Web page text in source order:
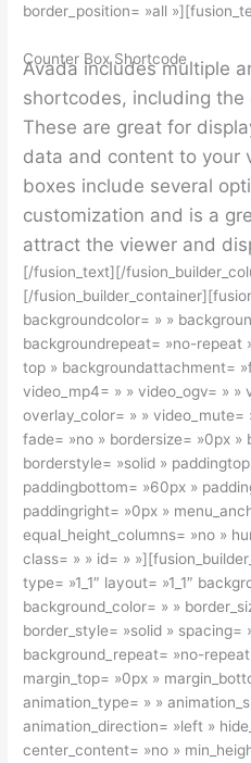
border_position= »all
Counter Box Shortcode
Avada includes multiple
shortcodes, including
These are great for
data and content to your
boxes include several
customization and is a
attract the viewer and
[/fusion_text][/
[/
backgroundcolor= » »
backgroundrepeat= »no-repeat
top » backgroundattachment=
video_mp4= » » video_ogv= » »
overlay_color= » » video_mute=
fade= »no » bordersize= »0px »
borderstyle= »solid »
paddingbottom= »60px »
paddingright= »0px »
equal_height_columns= »no »
class= » » id= »
type= »1_1″ layout= »1_1″
background_color= » »
border_style= »solid » spacing=
background_repeat= »no-
margin_top= »0px »
animation_type= » »
animation_direction= »left »
center_content= »no »